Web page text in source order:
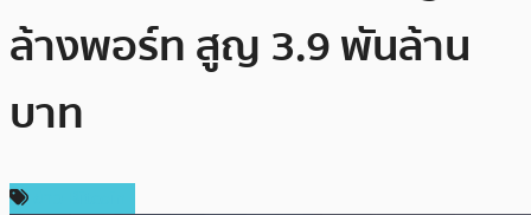
ล้างพอร์ท สูญ 3.9 พันล้าน
บาท